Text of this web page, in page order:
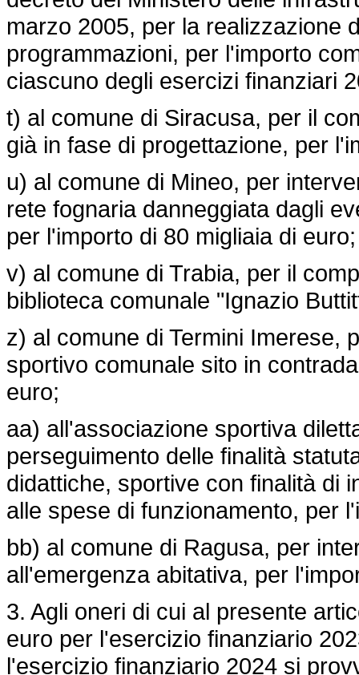
marzo 2005, per la realizzazione
programmazioni, per l'importo
ciascuno degli esercizi finanziari
t) al comune di Siracusa, per il
già in fase di progettazione, per
u) al comune di Mineo, per
rete fognaria danneggiata dagli
per l'importo di 80 migliaia di euro;
v) al comune di Trabia, per il
biblioteca comunale "Ignazio
z) al comune di Termini Imerese,
sportivo comunale sito in
euro;
aa) all'associazione sportiva
perseguimento delle finalità
didattiche, sportive con finalità di
alle spese di funzionamento, per
bb) al comune di Ragusa, per
all'emergenza abitativa, per
3. Agli oneri di cui al presente
euro per l'esercizio finanziario
l'esercizio finanziario 2024 si